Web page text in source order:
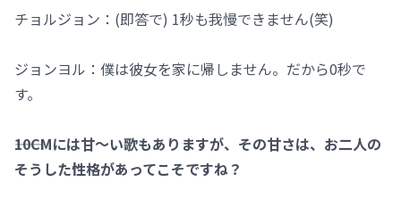
チョルジョン：(即答で) 1秒も我慢できません(笑)
ジョンヨル：僕は彼女を家に帰しません。だから0秒で
す。
――10CMには甘～い歌もありますが、その甘さは、お二人の
そうした性格があってこそですね？